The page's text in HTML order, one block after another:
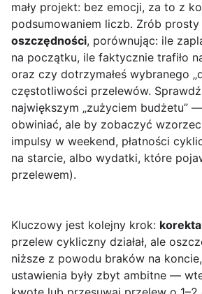
mały projekt: bez emocji, za to z
podsumowaniem liczb. Zrób prosty
oszczędności, porównując: ile
na początku, ile faktycznie trafiło
oraz czy dotrzymałeś wybranego
częstotliwości przelewów.
największym „zużyciem budżetu”
obwiniać, ale by zobaczyć
impulsy w weekend, płatności
na starcie, albo wydatki, które
przelewem).
Kluczowy jest kolejny krok:
przelew cykliczny działał, ale
niższe z powodu braków na
ustawienia były zbyt ambitne —